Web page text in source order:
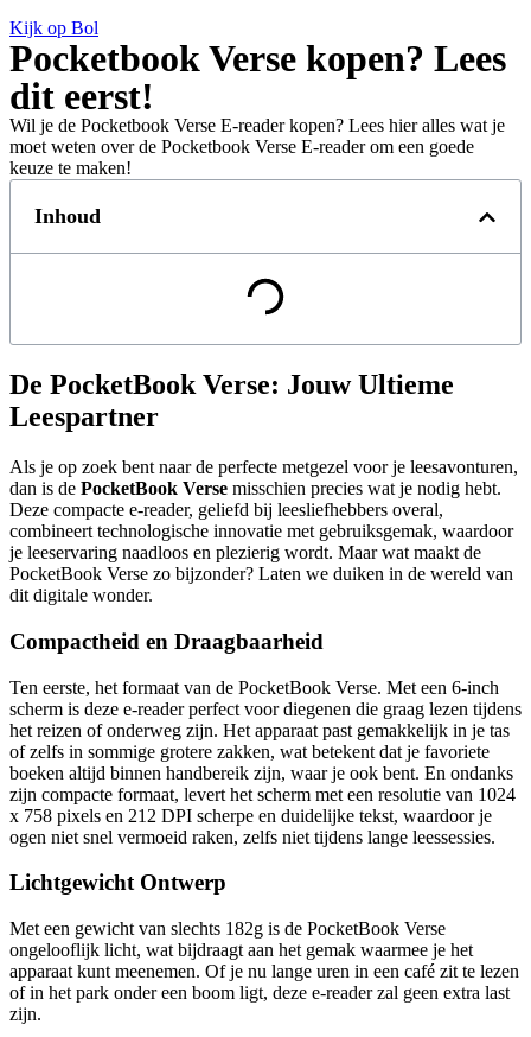
Kijk op Bol
Pocketbook Verse kopen? Lees
dit eerst!
Wil je de Pocketbook Verse E-reader kopen? Lees hier alles wat je
moet weten over de Pocketbook Verse E-reader om een goede
keuze te maken!
Inhoud
De PocketBook Verse: Jouw Ultieme
Leespartner
Als je op zoek bent naar de perfecte metgezel voor je leesavonturen,
dan is de PocketBook Verse misschien precies wat je nodig hebt.
Deze compacte e-reader, geliefd bij leesliefhebbers overal,
combineert technologische innovatie met gebruiksgemak, waardoor
je leeservaring naadloos en plezierig wordt. Maar wat maakt de
PocketBook Verse zo bijzonder? Laten we duiken in de wereld van
dit digitale wonder.
Compactheid en Draagbaarheid
Ten eerste, het formaat van de PocketBook Verse. Met een 6-inch
scherm is deze e-reader perfect voor diegenen die graag lezen tijdens
het reizen of onderweg zijn. Het apparaat past gemakkelijk in je tas
of zelfs in sommige grotere zakken, wat betekent dat je favoriete
boeken altijd binnen handbereik zijn, waar je ook bent. En ondanks
zijn compacte formaat, levert het scherm met een resolutie van 1024
x 758 pixels en 212 DPI scherpe en duidelijke tekst, waardoor je
ogen niet snel vermoeid raken, zelfs niet tijdens lange leessessies.
Lichtgewicht Ontwerp
Met een gewicht van slechts 182g is de PocketBook Verse
ongelooflijk licht, wat bijdraagt aan het gemak waarmee je het
apparaat kunt meenemen. Of je nu lange uren in een café zit te lezen
of in het park onder een boom ligt, deze e-reader zal geen extra last
zijn.